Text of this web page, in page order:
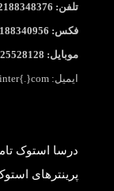
تلفن: 02188348376
فکس: 02188340956
موبایل: 09125528128
ایمیل: info{@}dorsaprinter{.}com
درسا استوک
پرینترهای